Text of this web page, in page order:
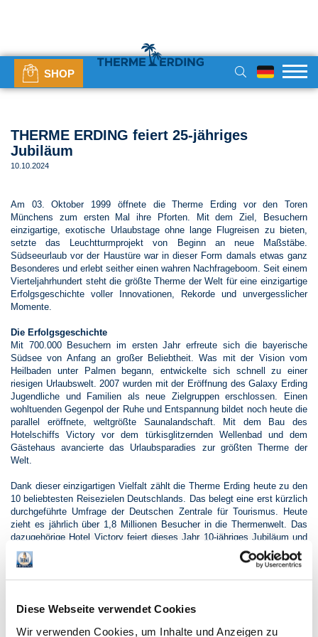
Diese Webseite verwendet Cookies
Wir verwenden Cookies, um Inhalte und Anzeigen zu
SHOP
THERME ERDING feiert 25-jähriges
Jubiläum
10.10.2024
Am 03. Oktober 1999 öffnete die Therme Erding vor den Toren
Münchens zum ersten Mal ihre Pforten. Mit dem Ziel, Besuchern
einzigartige, exotische Urlaubstage ohne lange Flugreisen zu bieten,
setzte das Leuchtturmprojekt von Beginn an neue Maßstäbe.
Südseeurlaub vor der Haustüre war in dieser Form damals etwas ganz
Besonderes und erlebt seither einen wahren Nachfrageboom. Seit einem
Vierteljahrhundert steht die größte Therme der Welt für eine einzigartige
Erfolgsgeschichte voller Innovationen, Rekorde und unvergesslicher
Momente.
Die Erfolgsgeschichte
Mit 700.000 Besuchern im ersten Jahr erfreute sich die bayerische
Südsee von Anfang an großer Beliebtheit. Was mit der Vision vom
Heilbaden unter Palmen begann, entwickelte sich schnell zu einer
riesigen Urlaubswelt. 2007 wurden mit der Eröffnung des Galaxy Erding
Jugendliche und Familien als neue Zielgruppen erschlossen. Einen
wohltuenden Gegenpol der Ruhe und Entspannung bildet noch heute die
parallel eröffnete, weltgrößte Saunalandschaft. Mit dem Bau des
Hotelschiffs Victory vor dem türkisglitzernden Wellenbad und dem
Gästehaus avancierte das Urlaubsparadies zur größten Therme der
Welt.
Dank dieser einzigartigen Vielfalt zählt die Therme Erding heute zu den
10 beliebtesten Reisezielen Deutschlands. Das belegt eine erst kürzlich
durchgeführte Umfrage der Deutschen Zentrale für Tourismus. Heute
zieht es jährlich über 1,8 Millionen Besucher in die Thermenwelt. Das
dazugehörige Hotel Victory feiert dieses Jahr 10-jähriges Jubiläum und
glänzt mit einer durchschnittlichen Auslastung von 90 Prozent. Die
Kombination aus über 500 echten Großpalmen, 34 Grad warmen
Zusatzangebot. „Weil wir heute spüren und erschaffen, was unser Gast
sich morgen wünscht, sind wir Marktführer unserer Branche“, so